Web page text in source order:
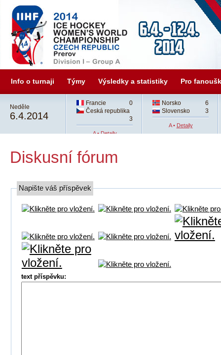
Info o turnaji Týmy Výsledky a statistiky Pro
Neděle
6.4.2014
Francie
0
Česká republika
3
A •Detaily
Norsko
6
Slovensko
3
A • Detaily
Diskusní fórum
Napište váš příspěvek
text příspěvku: